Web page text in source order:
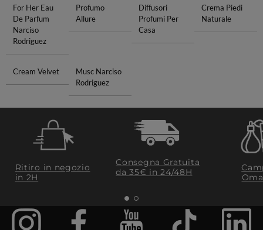
For Her Eau
De Parfum
Narciso
Rodriguez
Profumo
Allure
Diffusori
Profumi Per
Casa
Crema Piedi
Naturale
Cream Velvet
Musc Narciso
Rodriguez
Ritiro in negozio
in 2H
Consegna Gratuita
da 35€​ in 24/48H